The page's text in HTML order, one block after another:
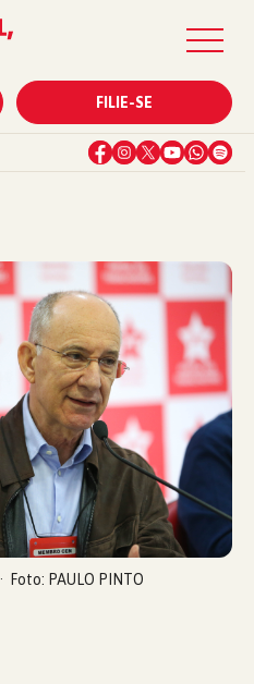
FILIE-SE
Foto: PAULO PINTO